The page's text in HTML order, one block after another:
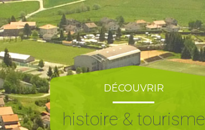
DÉCOUVRIR
histoire & tourisme